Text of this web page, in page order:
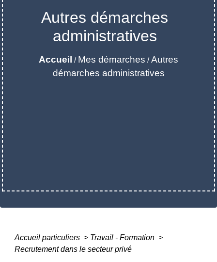
Autres démarches
administratives
Accueil / Mes démarches /Autres
démarches administratives
Accueil particuliers > Travail - Formation >
Recrutement dans le secteur privé